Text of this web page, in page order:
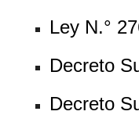
Ley N.°
Decreto
Decreto